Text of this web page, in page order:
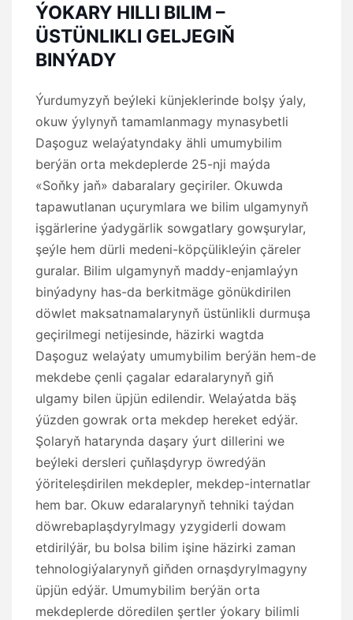
ÝOKARY HILLI BILIM –
ÜSTÜNLIKLI GELJEGIŇ
BINÝADY
Ýurdumyzyň beýleki künjeklerinde bolşy ýaly,
okuw ýylynyň tamamlanmagy mynasybetli
Daşoguz welaýatyndaky ähli umumybilim
berýän orta mekdeplerde 25-nji maýda
«Soňky jaň» dabaralary geçiriler. Okuwda
tapawutlanan uçurymlara we bilim ulgamynyň
işgärlerine ýadygärlik sowgatlary gowşurylar,
şeýle hem dürli medeni-köpçülikleýin çäreler
guralar. Bilim ulgamynyň maddy-enjamlaýyn
binýadyny has-da berkitmäge gönükdirilen
döwlet maksatnamalarynyň üstünlikli durmuşa
geçirilmegi netijesinde, häzirki wagtda
Daşoguz welaýaty umumybilim berýän hem-de
mekdebe çenli çagalar edaralarynyň giň
ulgamy bilen üpjün edilendir. Welaýatda bäş
ýüzden gowrak orta mekdep hereket edýär.
Şolaryň hatarynda daşary ýurt dillerini we
beýleki dersleri çuňlaşdyryp öwredýän
ýöriteleşdirilen mekdepler, mekdep-internatlar
hem bar. Okuw edaralarynyň tehniki taýdan
döwrebaplaşdyrylmagy yzygiderli dowam
etdirilýär, bu bolsa bilim işine häzirki zaman
tehnologiýalarynyň giňden ornaşdyrylmagyny
üpjün edýär. Umumybilim berýän orta
mekdeplerde döredilen şertler ýokary bilimli